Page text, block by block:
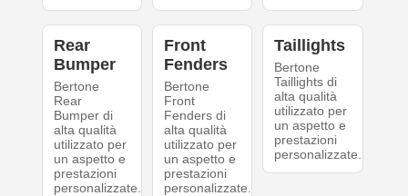
Rear
Bumper
Bertone
Rear
Bumper di
alta qualità
utilizzato per
un aspetto e
prestazioni
personalizzate.
Front
Fenders
Bertone
Front
Fenders di
alta qualità
utilizzato per
un aspetto e
prestazioni
personalizzate.
Taillights
Bertone
Taillights di
alta qualità
utilizzato per
un aspetto e
prestazioni
personalizzate.